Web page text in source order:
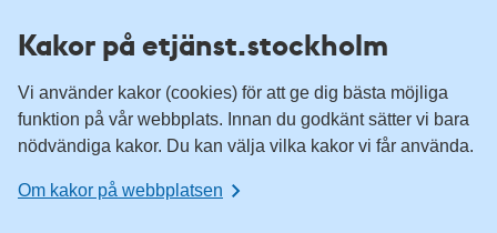
Kakor på etjänst.stockholm
Vi använder kakor (cookies) för att ge dig bästa möjliga
funktion på vår webbplats. Innan du godkänt sätter vi bara
nödvändiga kakor. Du kan välja vilka kakor vi får använda.
Om kakor på webbplatsen